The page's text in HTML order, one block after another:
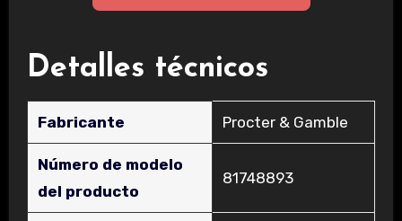
Detalles técnicos
Fabricante ‎Procter & Gamble
Número de modelo
del producto
‎81748893